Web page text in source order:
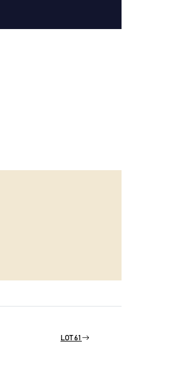
LOT 61